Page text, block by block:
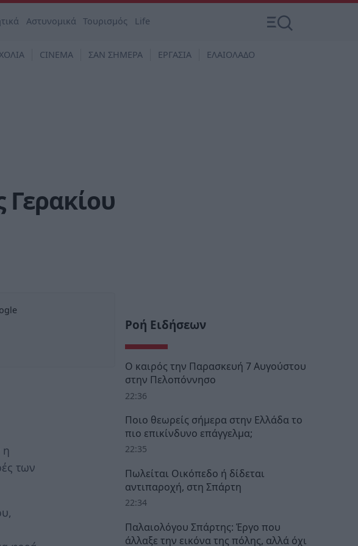
Αστυνομικά Τουρισμός Life
CINEMA ΣΑΝ ΣΗΜΕΡΑ ΕΡΓΑΣΙΑ ΕΛΑΙΟΛΑΔΟ
η
των
Ροή Ειδήσεων
Ο καιρός την Παρασκευή 7 Αυγούστου
στην Πελοπόννησο
22:36
Ποιο θεωρείς σήμερα στην Ελλάδα το
πιο επικίνδυνο επάγγελμα;
22:35
Πωλείται Οικόπεδο ή δίδεται
αντιπαροχή, στη Σπάρτη
22:34
Παλαιολόγου Σπάρτης: Έργο που
άλλαξε την εικόνα της πόλης, αλλά όχι